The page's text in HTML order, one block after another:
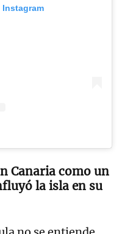
Canaria como un
la isla en su